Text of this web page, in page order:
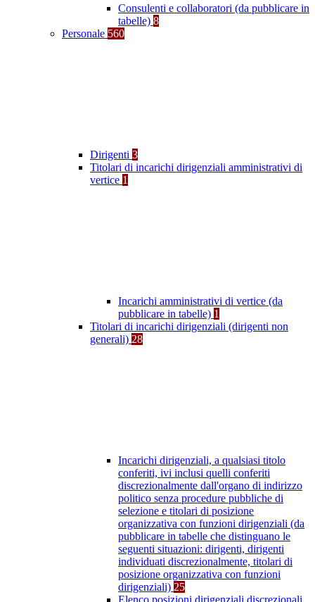
Consulenti e collaboratori (da pubblicare in
tabelle) 8
Personale 560
Dirigenti 3
Titolari di incarichi dirigenziali amministrativi di
vertice 1
Incarichi amministrativi di vertice (da
pubblicare in tabelle) 1
Titolari di incarichi dirigenziali (dirigenti non
generali) 28
Incarichi dirigenziali, a qualsiasi titolo
conferiti, ivi inclusi quelli conferiti
discrezionalmente dall'organo di indirizzo
politico senza procedure pubbliche di
selezione e titolari di posizione
organizzativa con funzioni dirigenziali (da
pubblicare in tabelle che distinguano le
seguenti situazioni: dirigenti, dirigenti
individuati discrezionalmente, titolari di
posizione organizzativa con funzioni
dirigenziali) 25